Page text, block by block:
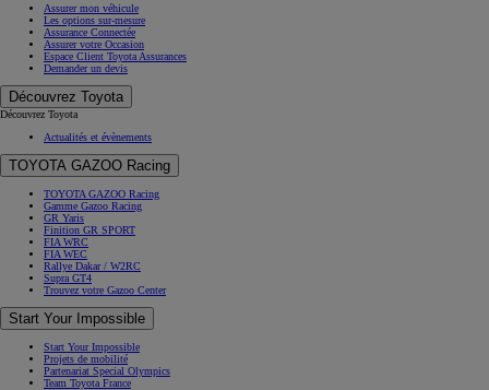
Assurer mon véhicule
Les options sur-mesure
Assurance Connectée
Assurer votre Occasion
Espace Client Toyota Assurances
Demander un devis
Découvrez Toyota
Découvrez Toyota
Actualités et évènements
TOYOTA GAZOO Racing
TOYOTA GAZOO Racing
Gamme Gazoo Racing
GR Yaris
Finition GR SPORT
FIA WRC
FIA WEC
Rallye Dakar / W2RC
Supra GT4
Trouvez votre Gazoo Center
Start Your Impossible
Start Your Impossible
Projets de mobilité
Partenariat Special Olympics
Team Toyota France